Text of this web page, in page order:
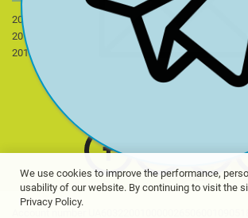
2013 y.
2015 y.
2016 y.
2018 y.
2019 р.
2021 y.
2022 y.
2025 y.
We use cookies to improve the performance,
usability of our website. By continuing to visit the
Privacy Policy.